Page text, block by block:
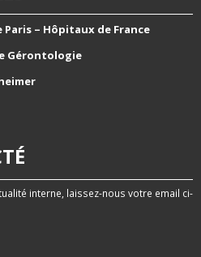
– Hôpitaux de France
Gérontologie
interne, laissez-nous votre email ci-